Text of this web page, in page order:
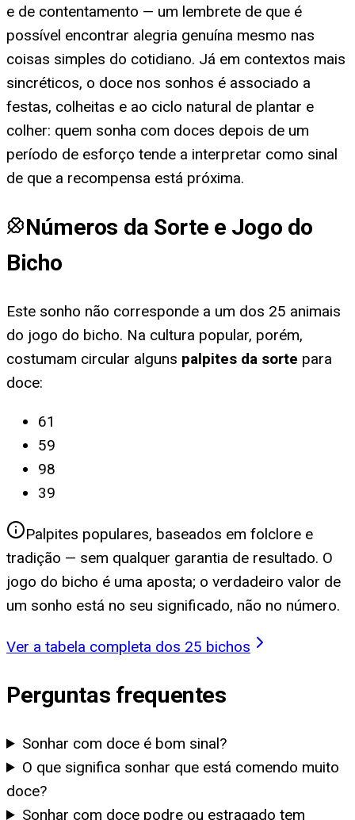
e de contentamento — um lembrete de que é
possível encontrar alegria genuína mesmo nas
coisas simples do cotidiano. Já em contextos mais
sincréticos, o doce nos sonhos é associado a
festas, colheitas e ao ciclo natural de plantar e
colher: quem sonha com doces depois de um
período de esforço tende a interpretar como sinal
de que a recompensa está próxima.
Números da Sorte e Jogo do
Bicho
Este sonho não corresponde a um dos 25 animais
do jogo do bicho. Na cultura popular, porém,
costumam circular alguns palpites da sorte para
doce:
61
59
98
39
Palpites populares, baseados em folclore e
tradição — sem qualquer garantia de resultado. O
jogo do bicho é uma aposta; o verdadeiro valor de
um sonho está no seu significado, não no número.
Ver a tabela completa dos 25 bichos
Perguntas frequentes
Sonhar com doce é bom sinal?
O que significa sonhar que está comendo muito
doce?
Sonhar com doce podre ou estragado tem